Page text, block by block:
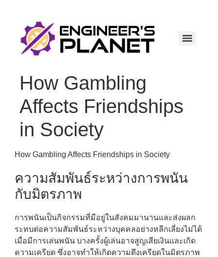
How Gambling
Affects Friendships
in Society
How Gambling Affects Friendships in Society
ความสัมพันธ์ระหว่างการพนัน
กับมิตรภาพ
การพนันเป็นกิจกรรมที่มีอยู่ในสังคมมานานและส่งผลก
ระทบต่อความสัมพันธ์ระหว่างบุคคลอย่างหลีกเลี่ยงไม่ได้
เมื่อมีการเล่นพนัน บางครั้งผู้เล่นอาจสูญเสียเงินและเกิด
ความเครียด ซึ่งอาจทำให้เกิดความตึงเครียดในมิตรภาพ